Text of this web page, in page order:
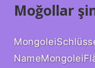
Moğollar